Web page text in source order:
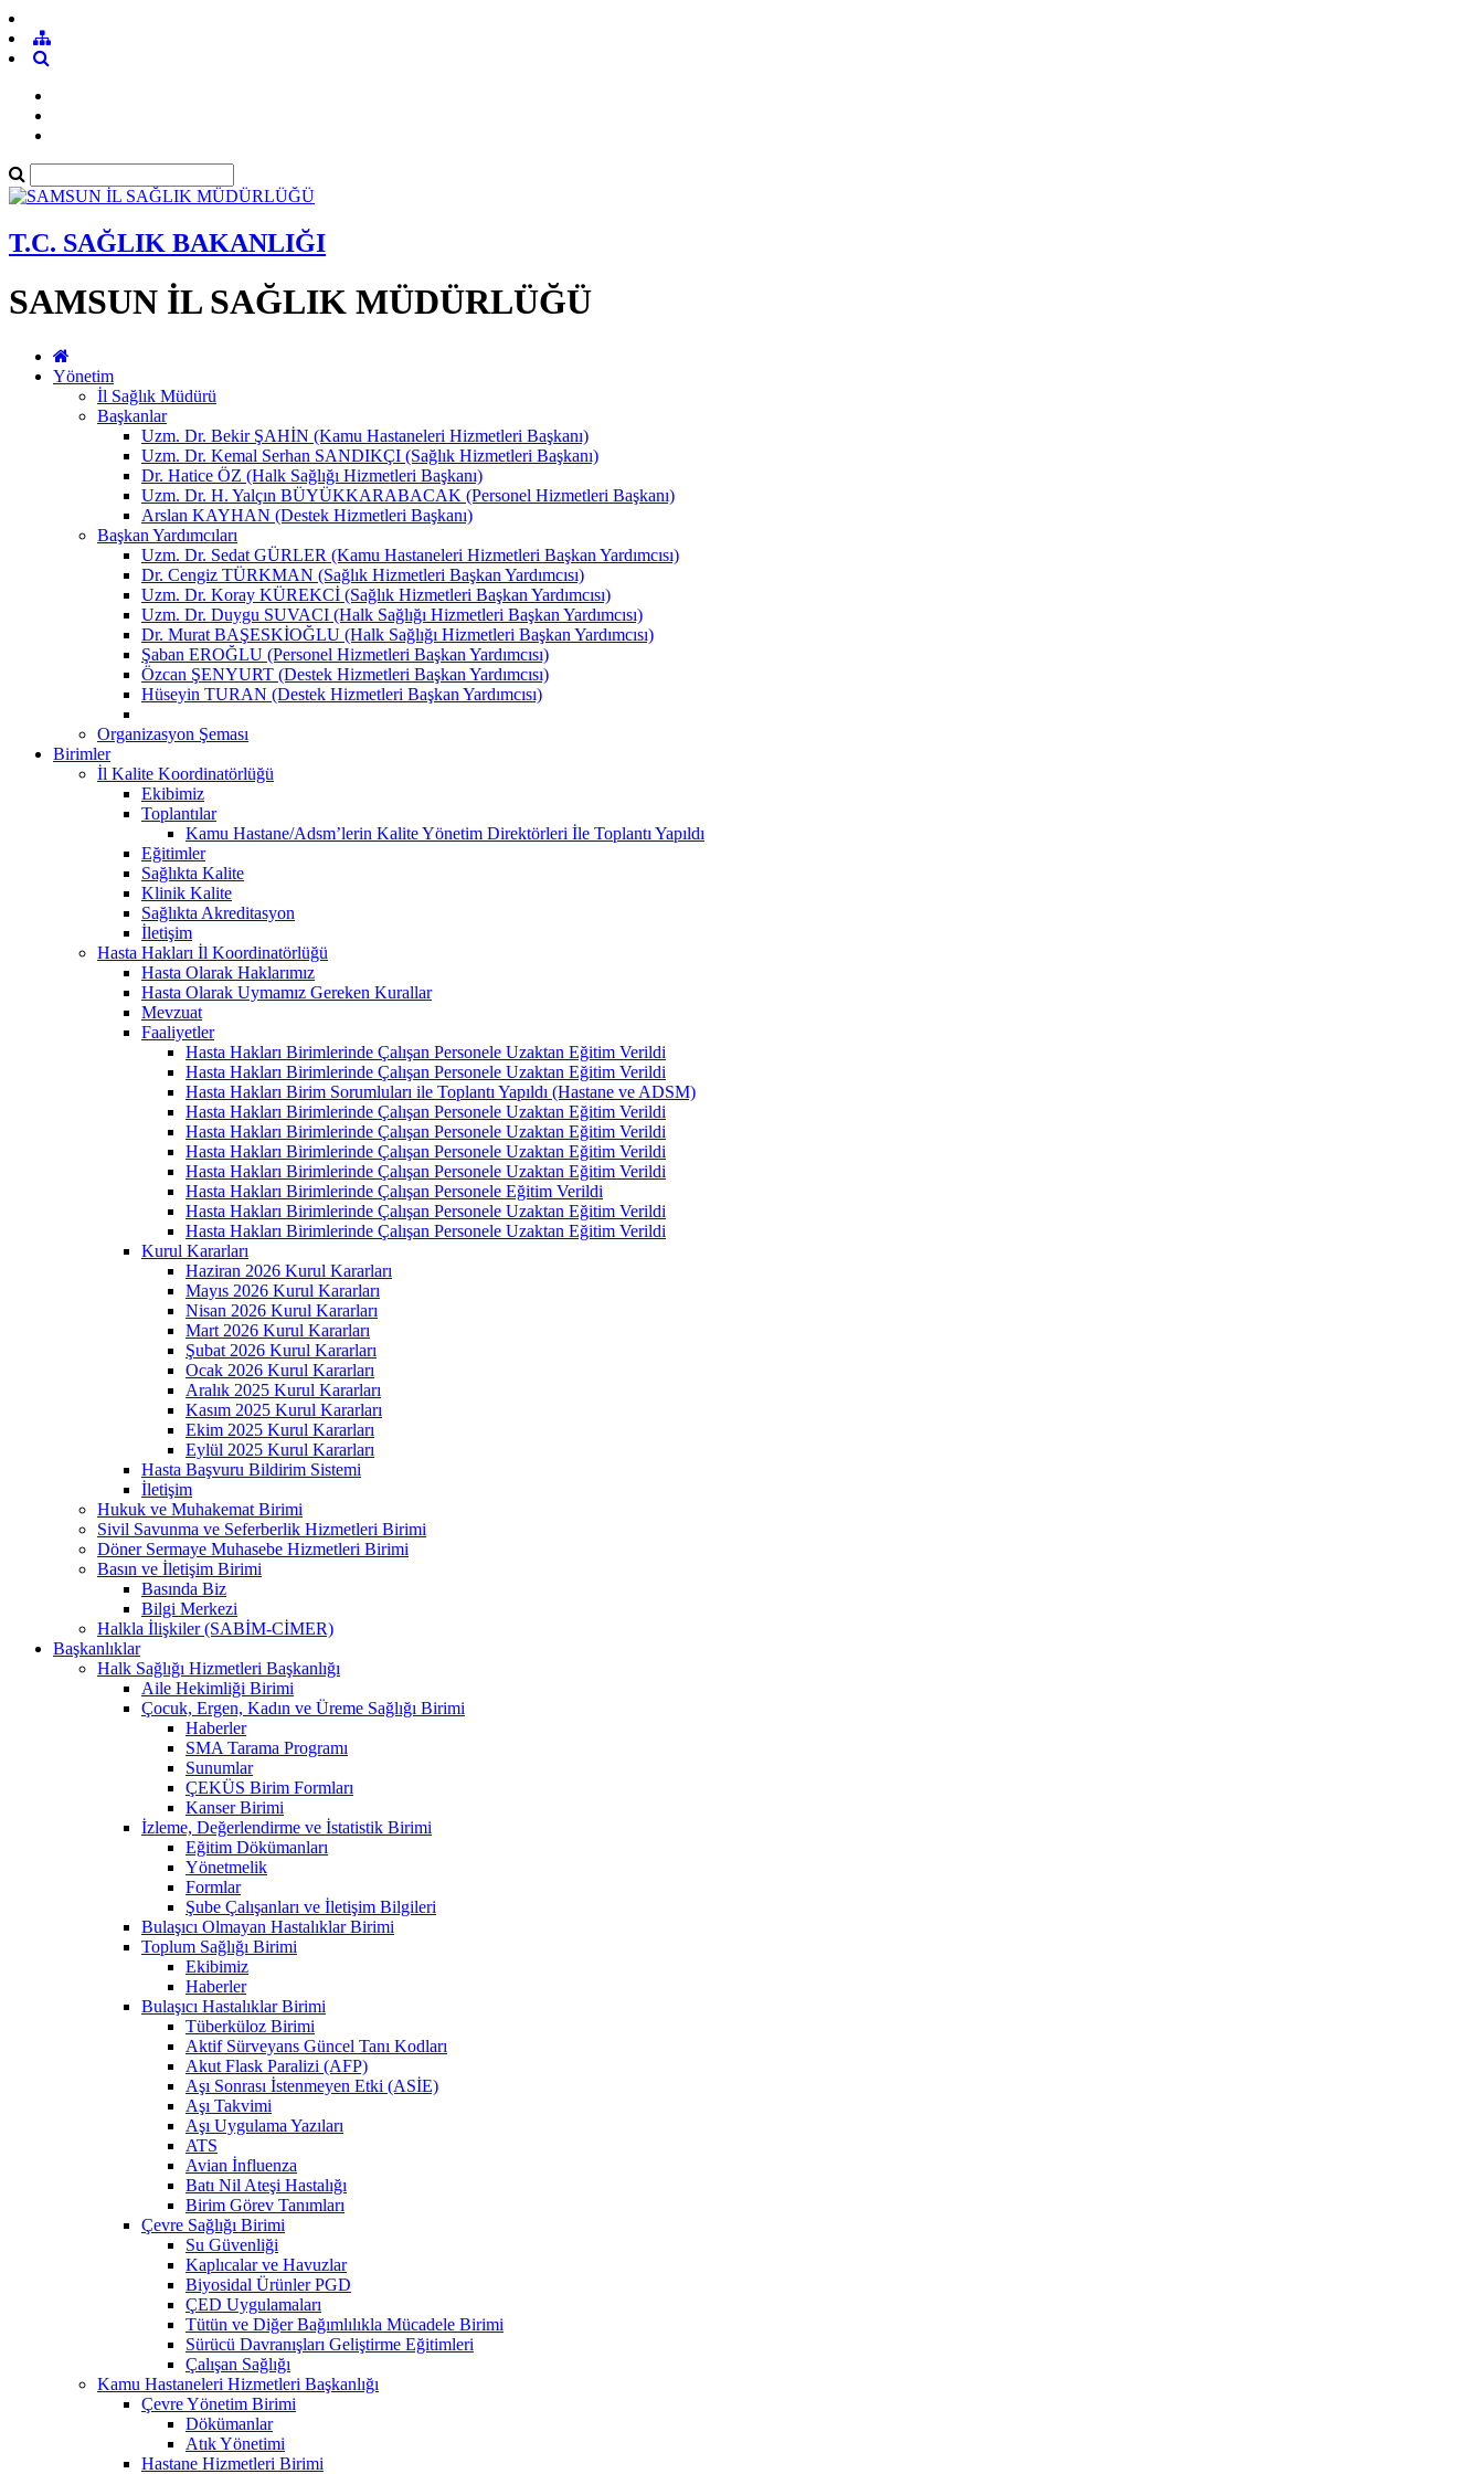
T.C. SAĞLIK BAKANLIĞI
SAMSUN İL SAĞLIK MÜDÜRLÜĞÜ
Yönetim
İl Sağlık Müdürü
Başkanlar
Uzm. Dr. Bekir ŞAHİN (Kamu Hastaneleri Hizmetleri Başkanı)
Uzm. Dr. Kemal Serhan SANDIKÇI (Sağlık Hizmetleri Başkanı)
Dr. Hatice ÖZ (Halk Sağlığı Hizmetleri Başkanı)
Uzm. Dr. H. Yalçın BÜYÜKKARABACAK (Personel Hizmetleri Başkanı)
Arslan KAYHAN (Destek Hizmetleri Başkanı)
Başkan Yardımcıları
Uzm. Dr. Sedat GÜRLER (Kamu Hastaneleri Hizmetleri Başkan Yardımcısı)
Dr. Cengiz TÜRKMAN (Sağlık Hizmetleri Başkan Yardımcısı)
Uzm. Dr. Koray KÜREKCİ (Sağlık Hizmetleri Başkan Yardımcısı)
Uzm. Dr. Duygu SUVACI (Halk Sağlığı Hizmetleri Başkan Yardımcısı)
Dr. Murat BAŞESKİOĞLU (Halk Sağlığı Hizmetleri Başkan Yardımcısı)
Şaban EROĞLU (Personel Hizmetleri Başkan Yardımcısı)
Özcan ŞENYURT (Destek Hizmetleri Başkan Yardımcısı)
Hüseyin TURAN (Destek Hizmetleri Başkan Yardımcısı)
Organizasyon Şeması
Birimler
İl Kalite Koordinatörlüğü
Ekibimiz
Toplantılar
Kamu Hastane/Adsm’lerin Kalite Yönetim Direktörleri İle Toplantı Yapıldı
Eğitimler
Sağlıkta Kalite
Klinik Kalite
Sağlıkta Akreditasyon
İletişim
Hasta Hakları İl Koordinatörlüğü
Hasta Olarak Haklarımız
Hasta Olarak Uymamız Gereken Kurallar
Mevzuat
Faaliyetler
Hasta Hakları Birimlerinde Çalışan Personele Uzaktan Eğitim Verildi
Hasta Hakları Birimlerinde Çalışan Personele Uzaktan Eğitim Verildi
Hasta Hakları Birim Sorumluları ile Toplantı Yapıldı (Hastane ve ADSM)
Hasta Hakları Birimlerinde Çalışan Personele Uzaktan Eğitim Verildi
Hasta Hakları Birimlerinde Çalışan Personele Uzaktan Eğitim Verildi
Hasta Hakları Birimlerinde Çalışan Personele Uzaktan Eğitim Verildi
Hasta Hakları Birimlerinde Çalışan Personele Uzaktan Eğitim Verildi
Hasta Hakları Birimlerinde Çalışan Personele Eğitim Verildi
Hasta Hakları Birimlerinde Çalışan Personele Uzaktan Eğitim Verildi
Hasta Hakları Birimlerinde Çalışan Personele Uzaktan Eğitim Verildi
Kurul Kararları
Haziran 2026 Kurul Kararları
Mayıs 2026 Kurul Kararları
Nisan 2026 Kurul Kararları
Mart 2026 Kurul Kararları
Şubat 2026 Kurul Kararları
Ocak 2026 Kurul Kararları
Aralık 2025 Kurul Kararları
Kasım 2025 Kurul Kararları
Ekim 2025 Kurul Kararları
Eylül 2025 Kurul Kararları
Hasta Başvuru Bildirim Sistemi
İletişim
Hukuk ve Muhakemat Birimi
Sivil Savunma ve Seferberlik Hizmetleri Birimi
Döner Sermaye Muhasebe Hizmetleri Birimi
Basın ve İletişim Birimi
Basında Biz
Bilgi Merkezi
Halkla İlişkiler (SABİM-CİMER)
Başkanlıklar
Halk Sağlığı Hizmetleri Başkanlığı
Aile Hekimliği Birimi
Çocuk, Ergen, Kadın ve Üreme Sağlığı Birimi
Haberler
SMA Tarama Programı
Sunumlar
ÇEKÜS Birim Formları
Kanser Birimi
İzleme, Değerlendirme ve İstatistik Birimi
Eğitim Dökümanları
Yönetmelik
Formlar
Şube Çalışanları ve İletişim Bilgileri
Bulaşıcı Olmayan Hastalıklar Birimi
Toplum Sağlığı Birimi
Ekibimiz
Haberler
Bulaşıcı Hastalıklar Birimi
Tüberküloz Birimi
Aktif Sürveyans Güncel Tanı Kodları
Akut Flask Paralizi (AFP)
Aşı Sonrası İstenmeyen Etki (ASİE)
Aşı Takvimi
Aşı Uygulama Yazıları
ATS
Avian İnfluenza
Batı Nil Ateşi Hastalığı
Birim Görev Tanımları
Çevre Sağlığı Birimi
Su Güvenliği
Kaplıcalar ve Havuzlar
Biyosidal Ürünler PGD
ÇED Uygulamaları
Tütün ve Diğer Bağımlılıkla Mücadele Birimi
Sürücü Davranışları Geliştirme Eğitimleri
Çalışan Sağlığı
Kamu Hastaneleri Hizmetleri Başkanlığı
Çevre Yönetim Birimi
Dökümanlar
Atık Yönetimi
Hastane Hizmetleri Birimi